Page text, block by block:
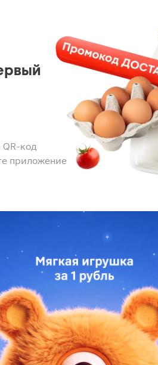
код
приложение